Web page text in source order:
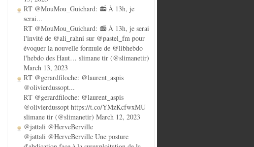
RT @MouMou_Guichard: 📻 À 13h, je
serai...
RT @MouMou_Guichard: 📻 À 13h, je serai
l'invité de @ali_rahni sur @pastel_fm pour
évoquer la nouvelle formule de @libhebdo
l'hebdo des Haut… slimane tir (@slimanetir)
March 13, 2023
RT @gerardfiloche: @laurent_aspis
@olivierdussopt...
RT @gerardfiloche: @laurent_aspis
@olivierdussopt https://t.co/YMzKcfwxMU
slimane tir (@slimanetir) March 12, 2023
@jattali @HerveBerville
@jattali @HerveBerville Une posture